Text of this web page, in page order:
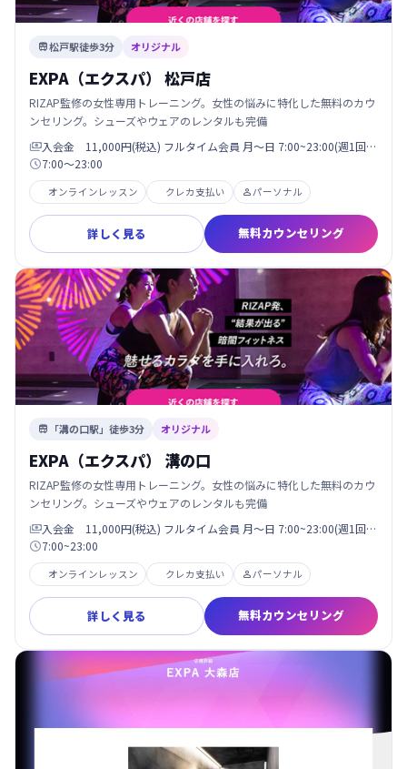
松戸駅徒歩3分 オリジナル
EXPA（エクスパ） 松戸店
RIZAP監修の女性専用トレーニング。女性の悩みに特化した無料のカウ
ンセリング。シューズやウェアのレンタルも完備
入会金 11,000円(税込) フルタイム会員 月〜日 7:00~23:00(週1回…
7:00〜23:00
オンラインレッスン クレカ支払い パーソナル
詳しく見る 無料カウンセリング
 「溝の口駅」徒歩3分 オリジナル
EXPA（エクスパ） 溝の口
RIZAP監修の女性専用トレーニング。女性の悩みに特化した無料のカウ
ンセリング。シューズやウェアのレンタルも完備
入会金 11,000円(税込) フルタイム会員 月〜日 7:00~23:00(週1回…
7:00~23:00
オンラインレッスン クレカ支払い パーソナル
詳しく見る 無料カウンセリング